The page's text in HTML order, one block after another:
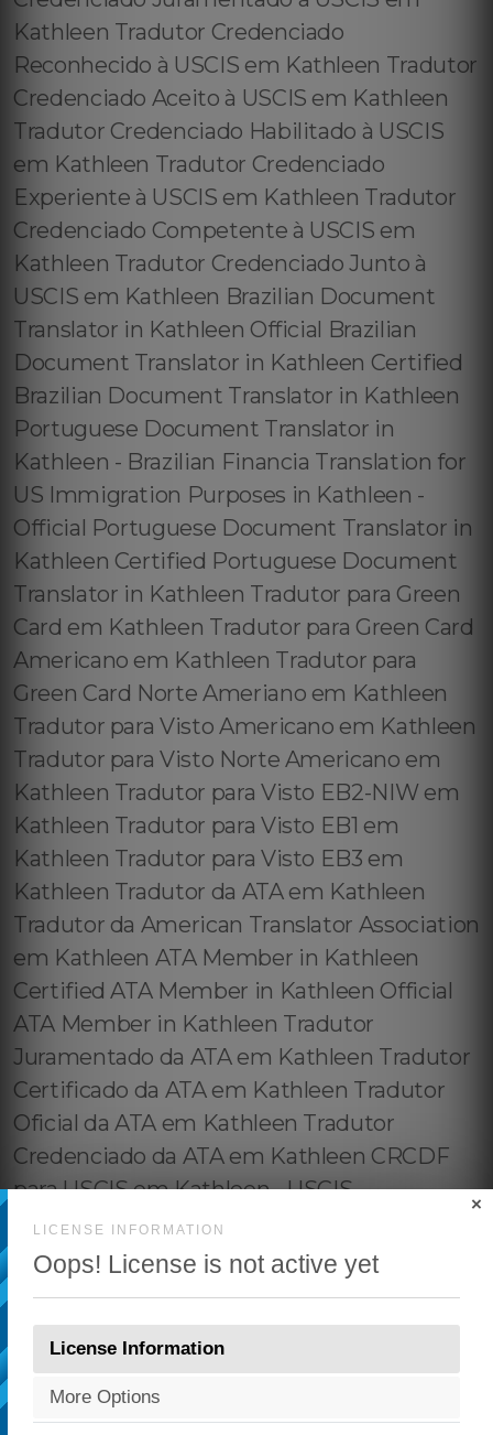
LICENSE INFORMATION
Oops! License is not active yet
×
License Information
More Options